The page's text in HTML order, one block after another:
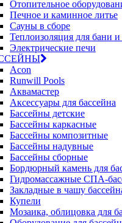
Отопительное
Печное и каминное литье
Сауны в сборе
Теплоизоляция для бани
Электрические печи
Acon
Runwill Pools
Аквамастер
Аксессуары для бассейна
Бассейны детские
Бассейны каркасные
Бассейны композитные
Бассейны надувные
Бассейны сборные
Бордюрный камень для
Гидромассажные СПА-
Закладные в чашу
Купели
Мозаика, облицовка для